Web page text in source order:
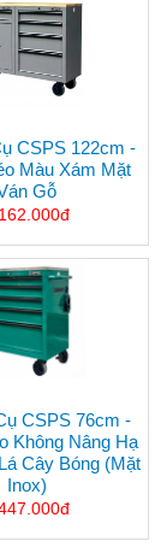
CSPS 122cm -
Màu Xám Mặt
Gỗ
CSPS 76cm -
Không Nâng Hạ
Cây Bóng (mặt
Inox)